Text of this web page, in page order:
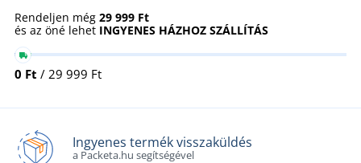
Rendeljen még 29 999 Ft
és az öné lehet INGYENES HÁZHOZ SZÁLLÍTÁS
0 Ft / 29 999 Ft
Ingyenes termék visszaküldés
a Packeta.hu segítségével